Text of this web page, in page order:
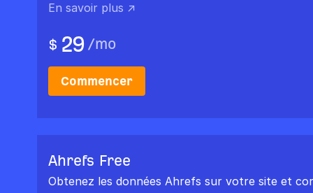
En savoir plus ↗
$ 29 /mo
Commencer
Ahrefs Free
Obtenez les données Ahrefs sur votre site et